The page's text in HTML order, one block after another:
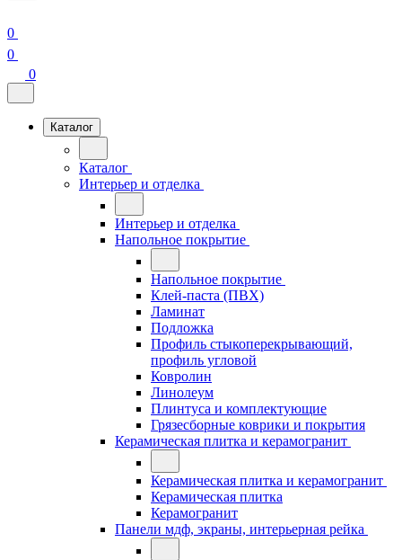
0
0
0
Каталог
Каталог
Интерьер и отделка
Интерьер и отделка
Напольное покрытие
Напольное покрытие
Клей-паста (ПВХ)
Ламинат
Подложка
Профиль стыкоперекрывающий,
профиль угловой
Ковролин
Линолеум
Плинтуса и комплектующие
Грязесборные коврики и покрытия
Керамическая плитка и керамогранит
Керамическая плитка и керамогранит
Керамическая плитка
Керамогранит
Панели мдф, экраны, интерьерная рейка